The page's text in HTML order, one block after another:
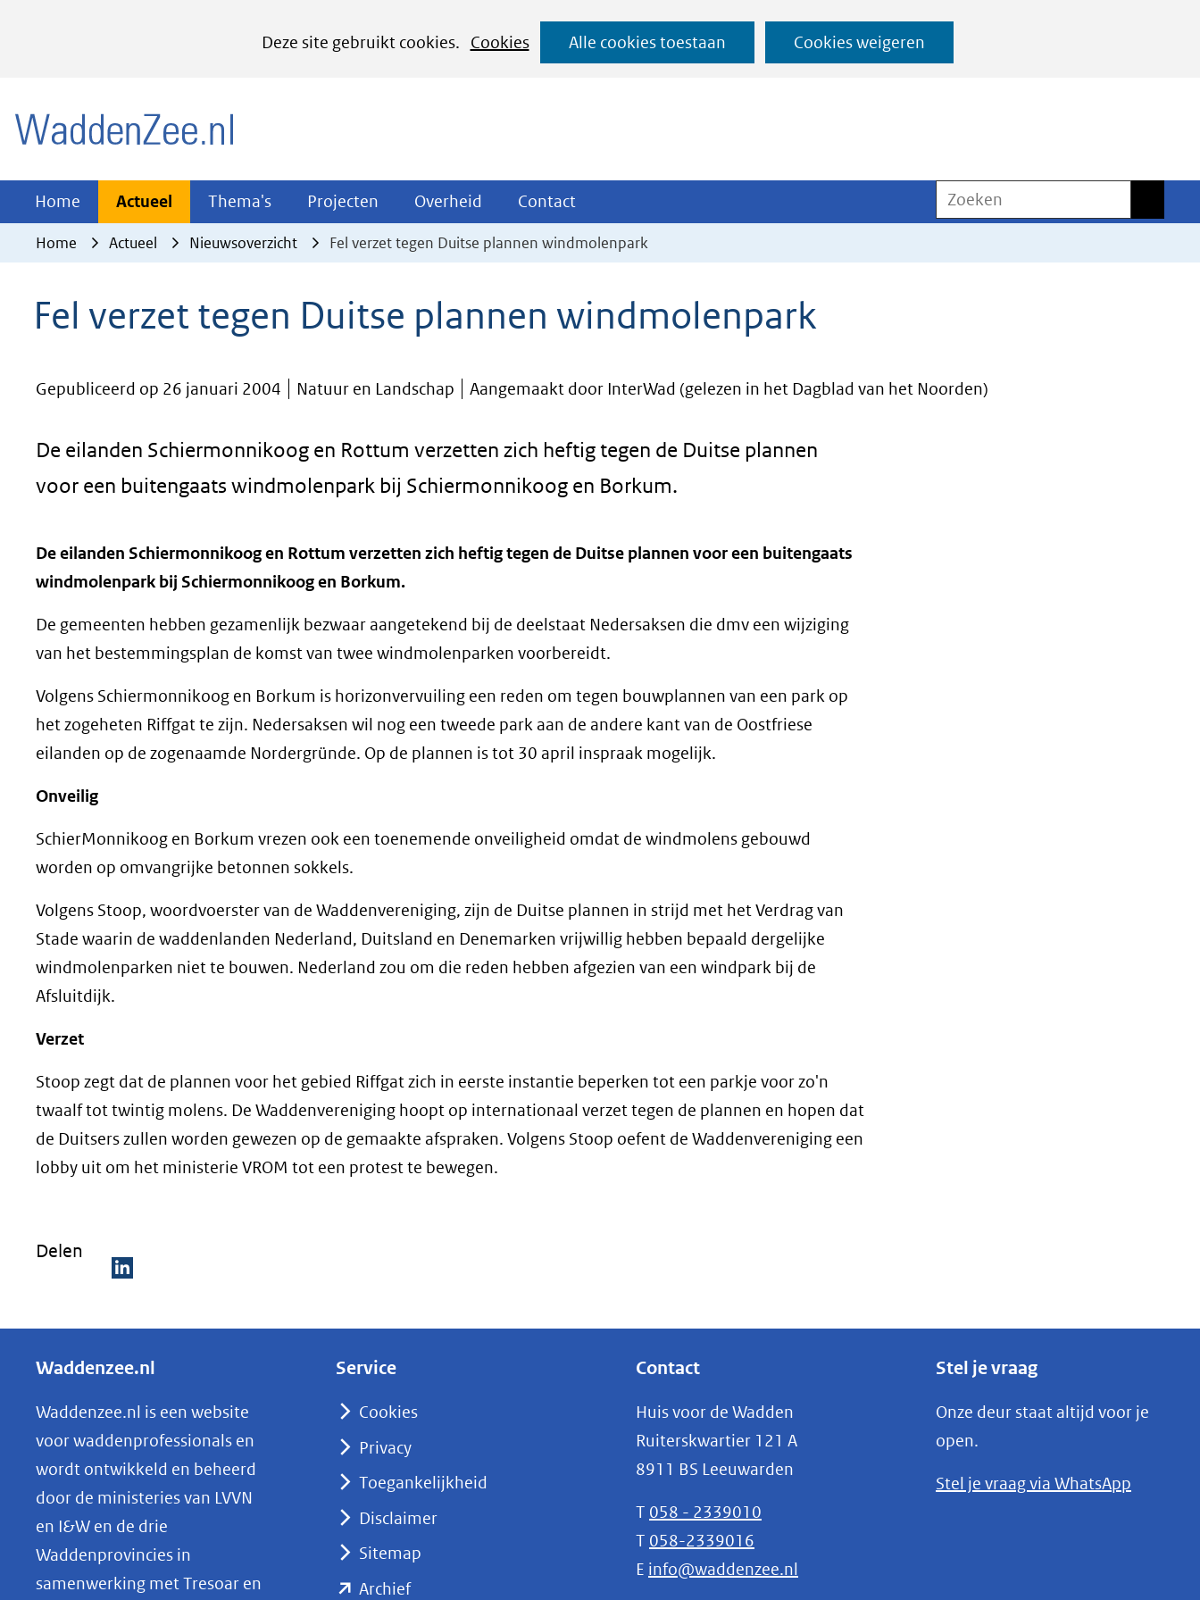
Deze site gebruikt cookies.
Cookies
het
cookies
website
worden
Alle cookies toestaan Cookies weigeren
Ga
naar
Home Actueel Actueel
Uitklappen
Thema's Thema's
Uitklappen
Projecten Projecten
Uitklappen
Overheid Overheid
Uitklappen
Contact
Uitklappen
Zoeken
Home Actueel Nieuwsoverzicht Fel verzet tegen Duitse plannen windmolenpark
Fel verzet tegen Duitse plannen windmolenpark
Gepubliceerd op 26 januari 2004 Natuur en Landschap Aangemaakt door InterWad (gelezen in het Dagblad van het Noorden)
De eilanden Schiermonnikoog en Rottum verzetten zich heftig tegen de Duitse plannen
voor een buitengaats windmolenpark bij Schiermonnikoog en Borkum.
De eilanden Schiermonnikoog en Rottum verzetten zich heftig tegen de Duitse plannen voor een buitengaats
windmolenpark bij Schiermonnikoog en Borkum.
De gemeenten hebben gezamenlijk bezwaar aangetekend bij de deelstaat Nedersaksen die dmv een wijziging
van het bestemmingsplan de komst van twee windmolenparken voorbereidt.
Volgens Schiermonnikoog en Borkum is horizonvervuiling een reden om tegen bouwplannen van een park op
het zogeheten Riffgat te zijn. Nedersaksen wil nog een tweede park aan de andere kant van de Oostfriese
eilanden op de zogenaamde Nordergründe. Op de plannen is tot 30 april inspraak mogelijk.
Onveilig
SchierMonnikoog en Borkum vrezen ook een toenemende onveiligheid omdat de windmolens gebouwd
worden op omvangrijke betonnen sokkels.
Volgens Stoop, woordvoerster van de Waddenvereniging, zijn de Duitse plannen in strijd met het Verdrag van
Stade waarin de waddenlanden Nederland, Duitsland en Denemarken vrijwillig hebben bepaald dergelijke
windmolenparken niet te bouwen. Nederland zou om die reden hebben afgezien van een windpark bij de
Afsluitdijk.
Verzet
Stoop zegt dat de plannen voor het gebied Riffgat zich in eerste instantie beperken tot een parkje voor zo'n
twaalf tot twintig molens. De Waddenvereniging hoopt op internationaal verzet tegen de plannen en hopen dat
de Duitsers zullen worden gewezen op de gemaakte afspraken. Volgens Stoop oefent de Waddenvereniging een
lobby uit om het ministerie VROM tot een protest te bewegen.
Delen
e
e
n
o
p
L
k
e
Waddenzee.nl
Waddenzee.nl is een website
voor waddenprofessionals en
wordt ontwikkeld en beheerd
door de ministeries van LVVN
en I&W en de drie
Waddenprovincies in
samenwerking met Tresoar en
Service
Cookies
Privacy
Toegankelijkheid
Disclaimer
Sitemap
Archief(opent
Contact
Huis voor de Wadden
Ruiterskwartier 121 A
8911 BS Leeuwarden
T 058 - 2339010
T 058-2339016
E info@waddenzee.nl
Stel je vraag
Onze deur staat altijd voor je
open.
Stel je vraag via WhatsApp